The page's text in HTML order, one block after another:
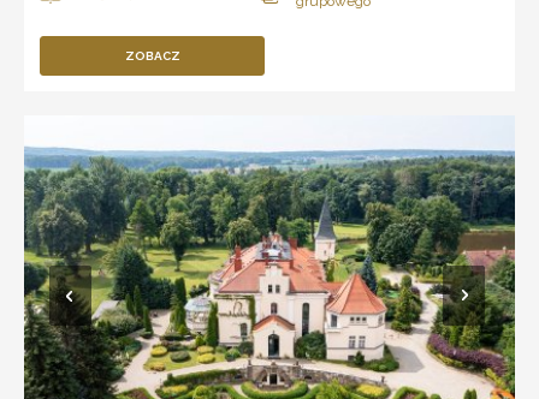
ZOBACZ